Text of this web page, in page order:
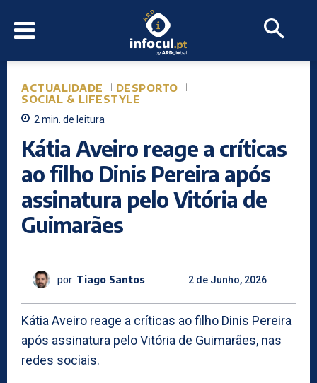
ACTUALIDADE
DESPORTO
SOCIAL & LIFESTYLE
2min. de leitura
Kátia Aveiro reage a críticas
ao filho Dinis Pereira após
assinatura pelo Vitória de
Guimarães
por Tiago Santos 2 de Junho, 2026
Kátia Aveiro reage a críticas ao filho Dinis Pereira
após assinatura pelo Vitória de Guimarães, nas
redes sociais.